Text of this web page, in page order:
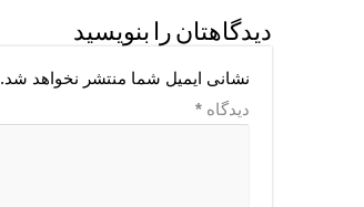
دیدگاهتان را بنویسید
نشانی ایمیل شما منتشر نخواهد شد.
دیدگاه*